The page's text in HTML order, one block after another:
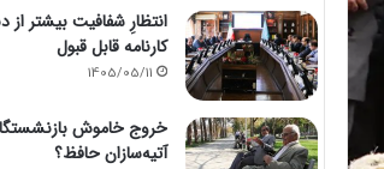
انتظارِ شفافیت بیشتر از
کارنامه قابل قبول
1405/05/11
خروج خاموش
آتیه‌سازان حافظ؟